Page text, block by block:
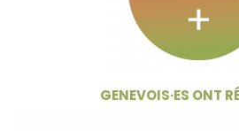
GENEVOIS·ES ONT